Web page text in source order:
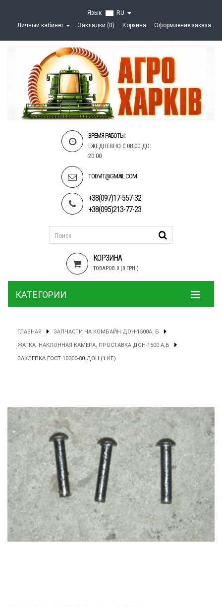
Язык
RU
Личный кабинет
Закладки (0) Корзина Оформление заказа
ВРЕМЯ РАБОТЫ:
ЕЖЕДНЕВНО С 08:00 ДО
20:00
TOD.VIT@GMAIL.COM
+38(097)17-557-32
+38(095)213-77-23
КОРЗИНА
ТОВАРОВ 0 (0 ГРН.)
КАТЕГОРИИ
ГЛАВНАЯ ЗАПЧАСТИ НА КОМБАЙН ДОН-1500А, Б
ЖАТКА. НАКЛОННАЯ КАМЕРА, ПРОСТАВКА ДОН-1500 А,Б
ЗАКЛЕПКА ГОСТ 10300-80 ДОН (1 КГ.)